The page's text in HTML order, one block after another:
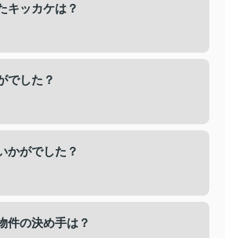
キッカケは？
でした？
かがでした？
件の決め手は？